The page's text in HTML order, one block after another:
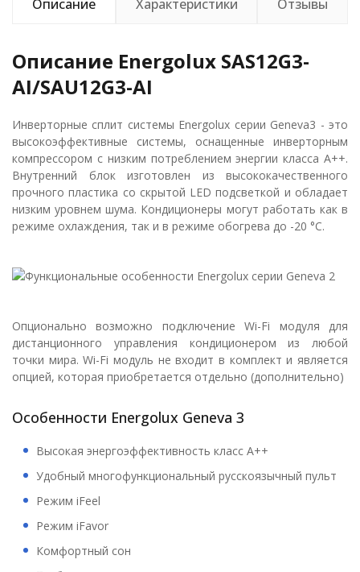
Описание Характеристики Отзывы
Описание Energolux SAS12G3-
AI/SAU12G3-AI
Инверторные сплит системы Energolux серии Geneva3 - это
высокоэффективные системы, оснащенные инверторным
компрессором с низким потреблением энергии класса А++.
Внутренний блок изготовлен из высококачественного
прочного пластика со скрытой LED подсветкой и обладает
низким уровнем шума. Кондиционеры могут работать как в
режиме охлаждения, так и в режиме обогрева до -20 °С.
Опционально возможно подключение Wi-Fi модуля для
дистанционного управления кондиционером из любой
точки мира. Wi-Fi модуль не входит в комплект и является
опцией, которая приобретается отдельно (дополнительно)
Особенности Energolux Geneva 3
Высокая энергоэффективность класс А++
Удобный многофункциональный русскоязычный пульт
Режим iFeel
Режим iFavor
Комфортный сон